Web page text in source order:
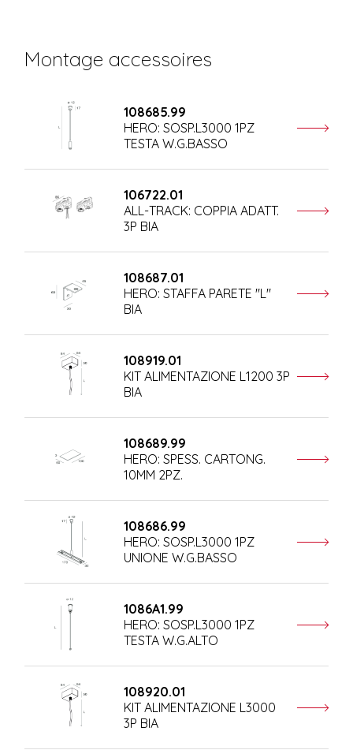
Montage accessoires
108685.99
HERO: SOSP.L3000 1PZ
TESTA W.G.BASSO
106722.01
ALL-TRACK: COPPIA ADATT.
3P BIA
108687.01
HERO: STAFFA PARETE "L"
BIA
108919.01
KIT ALIMENTAZIONE L1200 3P
BIA
108689.99
HERO: SPESS. CARTONG.
10MM 2PZ.
108686.99
HERO: SOSP.L3000 1PZ
UNIONE W.G.BASSO
1086A1.99
HERO: SOSP.L3000 1PZ
TESTA W.G.ALTO
108920.01
KIT ALIMENTAZIONE L3000
3P BIA